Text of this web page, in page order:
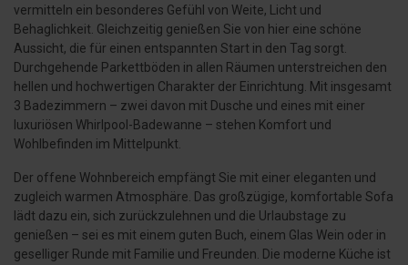
vermitteln ein besonderes Gefühl von Weite, Licht und
Behaglichkeit. Gleichzeitig genießen Sie von hier eine schöne
Aussicht, die für einen entspannten Start in den Tag sorgt.
Durchgehende Parkettböden in allen Räumen unterstreichen den
hellen und hochwertigen Charakter der Einrichtung. Mit insgesamt
3 Badezimmern – zwei davon mit Dusche und eines mit einer
luxuriösen Whirlpool-Badewanne – stehen Komfort und
Wohlbefinden im Mittelpunkt.
Der offene Wohnbereich empfängt Sie mit einer eleganten und
zugleich warmen Atmosphäre. Das großzügige, komfortable Sofa
lädt dazu ein, sich zurückzulehnen und die Urlaubstage zu
genießen – sei es mit einem guten Buch, einem Glas Wein oder in
geselliger Runde mit Familie und Freunden. Die moderne Küche ist